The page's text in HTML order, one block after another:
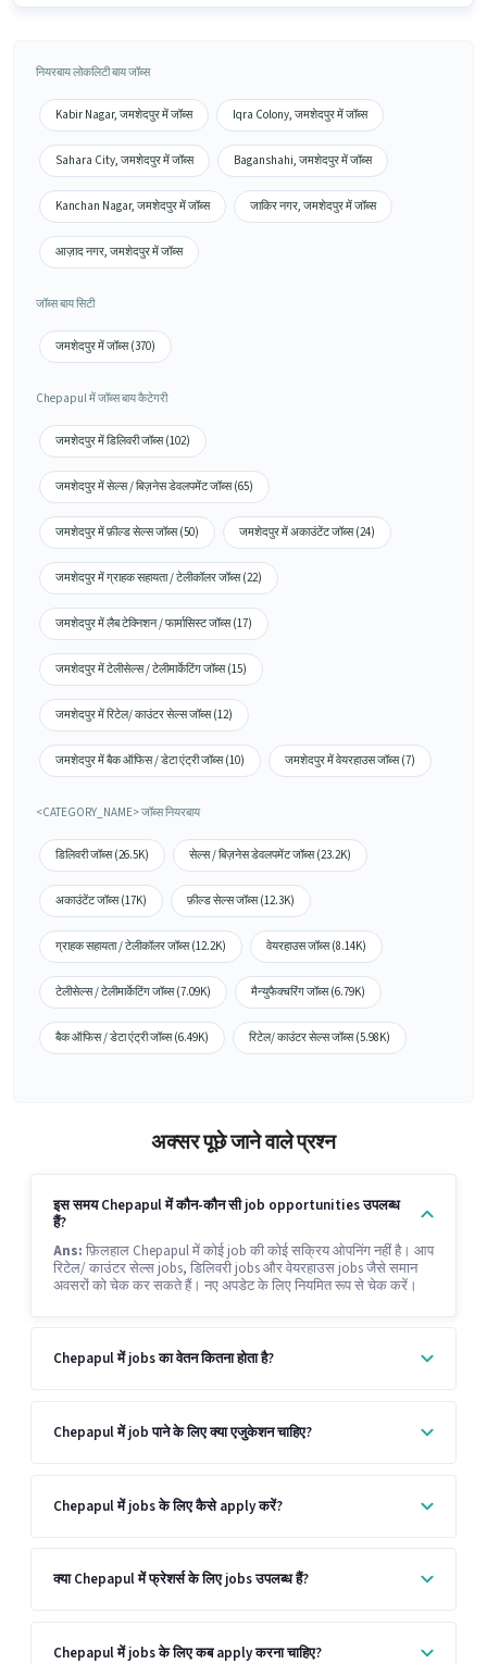
नियरबाय लोकलिटी बाय जॉब्स
Kabir Nagar, जमशेदपुर में जॉब्स Iqra Colony, जमशेदपुर में जॉब्स
Sahara City, जमशेदपुर में जॉब्स Baganshahi, जमशेदपुर में जॉब्स
Kanchan Nagar, जमशेदपुर में जॉब्स जाकिर नगर, जमशेदपुर में जॉब्स
आज़ाद नगर, जमशेदपुर में जॉब्स
जॉब्स बाय सिटी
जमशेदपुर में जॉब्स (370)
Chepapul में जॉब्स बाय कैटेगरी
जमशेदपुर में डिलिवरी जॉब्स (102)
जमशेदपुर में सेल्स / बिज़नेस डेवलपमेंट जॉब्स (65)
जमशेदपुर में फ़ील्ड सेल्स जॉब्स (50) जमशेदपुर में अकाउंटेंट जॉब्स (24)
जमशेदपुर में ग्राहक सहायता / टेलीकॉलर जॉब्स (22)
जमशेदपुर में लैब टेक्निशन / फार्मासिस्ट जॉब्स (17)
जमशेदपुर में टेलीसेल्स / टेलीमार्केटिंग जॉब्स (15)
जमशेदपुर में रिटेल/ काउंटर सेल्स जॉब्स (12)
जमशेदपुर में बैक ऑफिस / डेटा एंट्री जॉब्स (10) जमशेदपुर में वेयरहाउस जॉब्स (7)
<CATEGORY_NAME> जॉब्स नियरबाय
डिलिवरी जॉब्स (26.5K) सेल्स / बिज़नेस डेवलपमेंट जॉब्स (23.2K)
अकाउंटेंट जॉब्स (17K) फ़ील्ड सेल्स जॉब्स (12.3K)
ग्राहक सहायता / टेलीकॉलर जॉब्स (12.2K) वेयरहाउस जॉब्स (8.14K)
टेलीसेल्स / टेलीमार्केटिंग जॉब्स (7.09K) मैन्युफैक्चरिंग जॉब्स (6.79K)
बैक ऑफिस / डेटा एंट्री जॉब्स (6.49K) रिटेल/ काउंटर सेल्स जॉब्स (5.98K)
अक्सर पूछे जाने वाले प्रश्न
इस समय Chepapul में कौन-कौन सी job opportunities उपलब्ध
हैं?
Ans: फ़िलहाल Chepapul में कोई job की कोई सक्रिय ओपनिंग नहीं है। आप
रिटेल/ काउंटर सेल्स jobs, डिलिवरी jobs और वेयरहाउस jobs जैसे समान
अवसरों को चेक कर सकते हैं। नए अपडेट के लिए नियमित रूप से चेक करें।
Chepapul में jobs का वेतन कितना होता है?
Chepapul में job पाने के लिए क्या एजुकेशन चाहिए?
Chepapul में jobs के लिए कैसे apply करें?
क्या Chepapul में फ्रेशर्स के लिए jobs उपलब्ध हैं?
Chepapul में jobs के लिए कब apply करना चाहिए?